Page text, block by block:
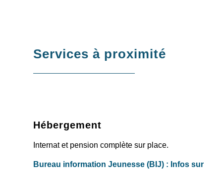
Services à proximité
Hébergement
Internat et pension complète sur place.
Bureau information Jeunesse (BIJ) : Infos sur